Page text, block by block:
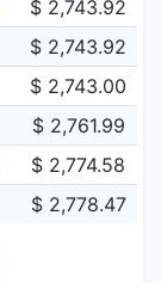
$ 2,743.92
$ 2,743.92
$ 2,743.00
$ 2,761.99
$ 2,774.58
$ 2,778.47